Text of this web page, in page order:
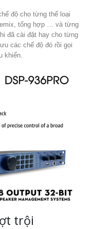
độ cho từng thể loại
tổng hợp … và từng
đã cài đặt hay cho từng
các chế độ đó rồi gọi
khiển.
trội